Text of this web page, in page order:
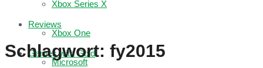
Reviews
Games with Gold
Xbox Series X
Xbox One
Microsoft
Schlagwort: fy2015